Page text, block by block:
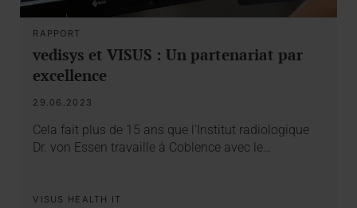
RAPPORT
vedisys et VISUS : Un partenariat par
excellence
29.06.2023
Cela fait plus de 15 ans que l’Institut radiologique
Dr. von Essen travaille à Coblence avec le…
VISUS HEALTH IT